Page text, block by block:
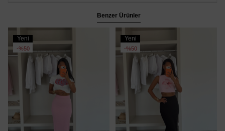
Benzer Ürünler
Yeni
Ürün
%50
Yeni
Ürün
%50